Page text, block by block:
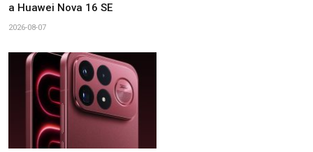
a Huawei Nova 16 SE
2026-08-07